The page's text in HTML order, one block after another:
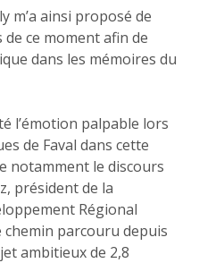
m’a ainsi proposé de
ce moment afin de
dans les mémoires du
l’émotion palpable lors
de Faval dans cette
notamment le discours
président de la
Régional
chemin parcouru depuis
ambitieux de 2,8